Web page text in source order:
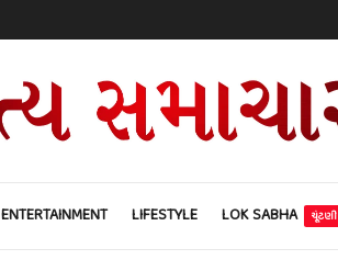
ENTERTAINMENT LIFESTYLE LOK SABHA ચૂંટણી